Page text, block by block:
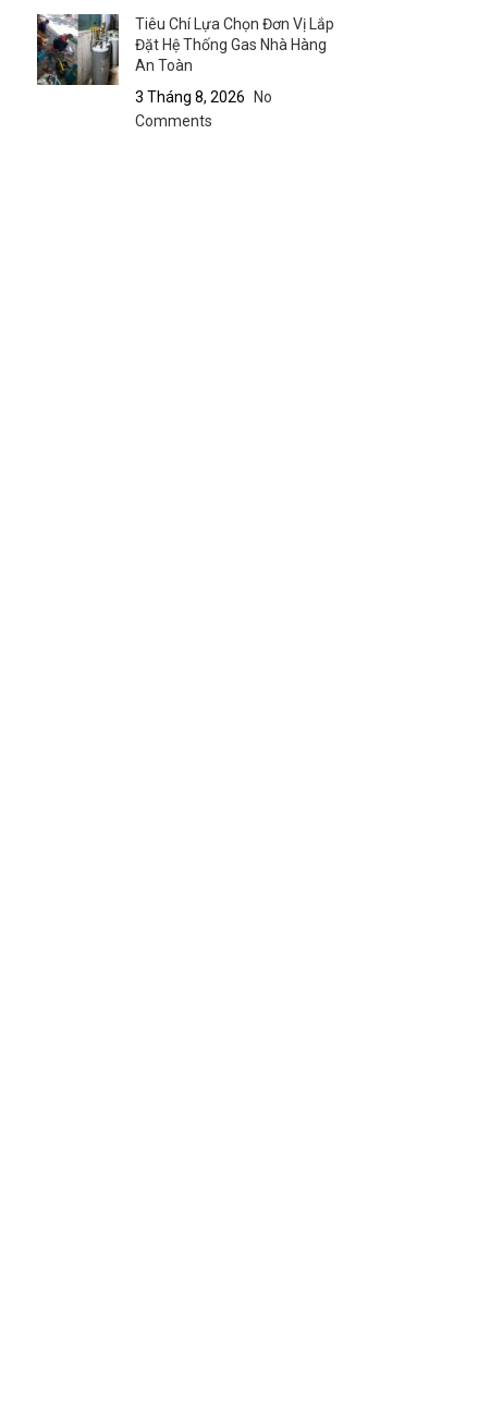
Tiêu Chí Lựa Chọn Đơn Vị Lắp
Đặt Hệ Thống Gas Nhà Hàng
An Toàn
3 Tháng 8, 2026
No
Comments